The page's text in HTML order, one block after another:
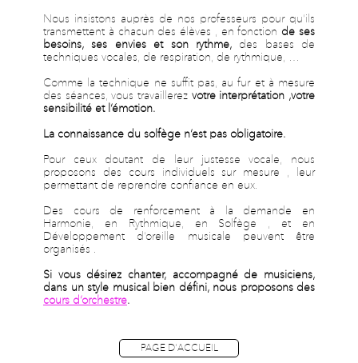
Nous insistons auprès de nos professeurs pour qu’ils
transmettent à chacun des élèves , en fonction de ses
besoins, ses envies et son rythme,des bases de
techniques vocales, de respiration, de rythmique, …
Comme la technique ne suffit pas, au fur et à mesure
des séances, vous travaillerez votre interprétation ,votre
sensibilité et l’émotion.
La connaissance du solfège n’est pas obligatoire.
Pour ceux doutant de leur justesse vocale, nous
proposons des cours individuels sur mesure , leur
permettant de reprendre confiance en eux.
Des cours de renforcement à la demande en
Harmonie, en Rythmique, en Solfège , et en
Développement d’oreille musicale peuvent être
organisés .
Si vous désirez chanter, accompagné de musiciens,
dans un style musical bien défini, nous proposons des
cours d’orchestre.